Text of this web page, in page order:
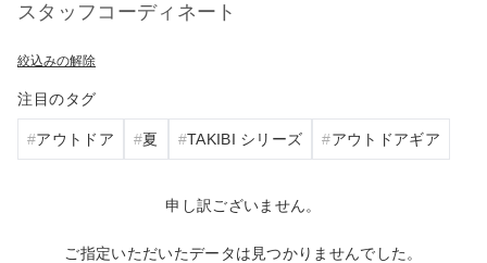
スタッフコーディネート
絞込みの解除
注目のタグ
アウトドア 夏 TAKIBI シリーズ アウトドアギア
申し訳ございません。
ご指定いただいたデータは見つかりませんでした。